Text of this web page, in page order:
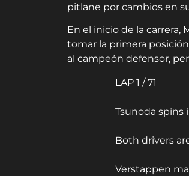
pitlane por cambios en
En el inicio de la carrera,
tomar la primera
al campeón defensor,
LAP 1 / 71
Tsunoda spins
Both drivers
Verstappen